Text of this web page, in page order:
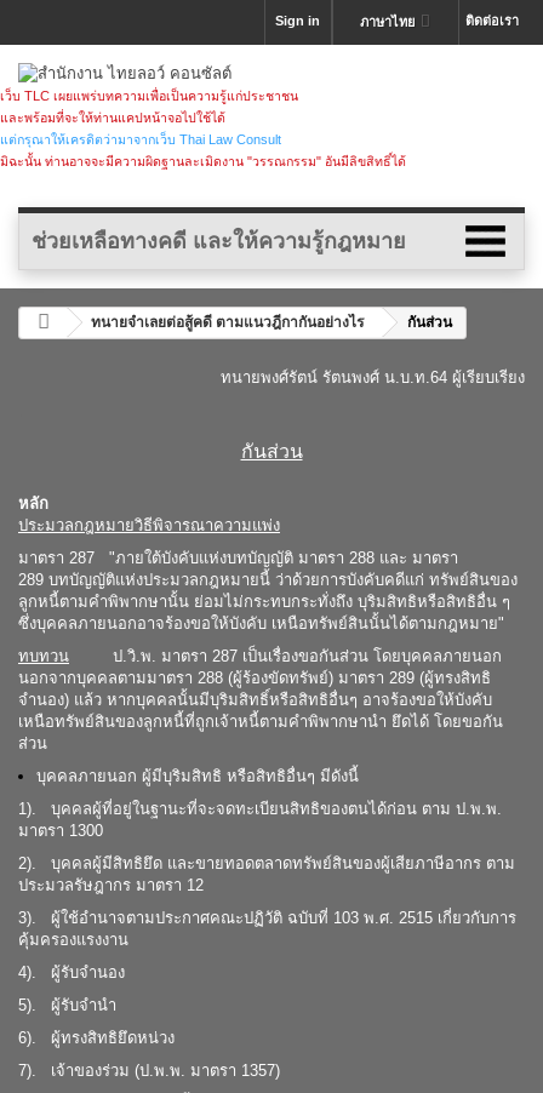
ติดต่อเรา
ภาษาไทย
Sign in
เว็บ TLC เผยแพร่บทความเพื่อเป็นความรู้แก่ประชาชน
และพร้อมที่จะให้ท่านแคปหน้าจอไปใช้ได้
แต่กรุณาให้เครดิตว่ามาจากเว็บ Thai Law Consult
มิฉะนั้น ท่านอาจจะมีความผิดฐานละเมิดงาน "วรรณกรรม" อันมีลิขสิทธิ์ได้
ช่วยเหลือทางคดี และให้ความรู้กฎหมาย
ทนายจำเลยต่อสู้คดี ตามแนวฎีกากันอย่างไร กันส่วน
ทนายพงศ์รัตน์ รัตนพงศ์ น.บ.ท.64 ผู้เรียบเรียง
กันส่วน
หลัก
ประมวลกฎหมายวิธีพิจารณาความแพ่ง
มาตรา 287 "ภายใต้บังคับแห่งบทบัญญัติ มาตรา 288 และ มาตรา
289 บทบัญญัติแห่งประมวลกฎหมายนี้ ว่าด้วยการบังคับคดีแก่ ทรัพย์สินของ
ลูกหนี้ตามคำพิพากษานั้น ย่อมไม่กระทบกระทั่งถึง บุริมสิทธิหรือสิทธิอื่น ๆ
ซึ่งบุคคลภายนอกอาจร้องขอให้บังคับ เหนือทรัพย์สินนั้นได้ตามกฎหมาย"
ทบทวน ป.วิ.พ. มาตรา 287 เป็นเรื่องขอกันส่วน โดยบุคคลภายนอก
นอกจากบุคคลตามมาตรา 288 (ผู้ร้องขัดทรัพย์) มาตรา 289 (ผู้ทรงสิทธิ
จำนอง) แล้ว หากบุคคลนั้นมีบุริมสิทธิ์หรือสิทธิอื่นๆ อาจร้องขอให้บังคับ
เหนือทรัพย์สินของลูกหนี้ที่ถูกเจ้าหนี้ตามคำพิพากษานำ ยึดได้ โดยขอกัน
ส่วน
บุคคลภายนอก ผู้มีบุริมสิทธิ หรือสิทธิอื่นๆ มีดังนี้
1). บุคคลผู้ที่อยู่ในฐานะที่จะจดทะเบียนสิทธิของตนได้ก่อน ตาม ป.พ.พ.
มาตรา 1300
2). บุคคลผู้มีสิทธิยึด และขายทอดตลาดทรัพย์สินของผู้เสียภาษีอากร ตาม
ประมวลรัษฎากร มาตรา 12
3). ผู้ใช้อำนาจตามประกาศคณะปฏิวัติ ฉบับที่ 103 พ.ศ. 2515 เกี่ยวกับการ
คุ้มครองแรงงาน
4). ผู้รับจำนอง
5). ผู้รับจำนำ
6). ผู้ทรงสิทธิยึดหน่วง
7). เจ้าของร่วม (ป.พ.พ. มาตรา 1357)